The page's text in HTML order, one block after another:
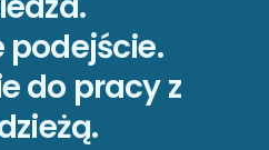
do pracy z